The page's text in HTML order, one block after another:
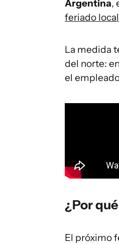
Argentina,
feriado
La medida
del norte:
el
¿Por
El próximo